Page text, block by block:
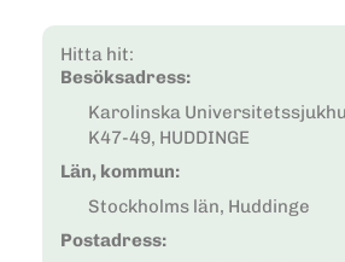
Hitta hit:
Besöksadress:
Karolinska
K47-49, HUDDINGE
Län, kommun:
Stockholms län, Huddinge
Postadress: